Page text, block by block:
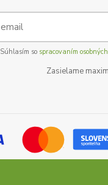
Súhlasím so spracovaním
Zasielame